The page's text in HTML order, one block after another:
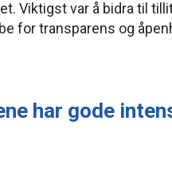
Viktigst var å bidra til
for transparens og
har gode